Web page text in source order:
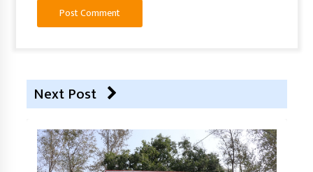
Next Post